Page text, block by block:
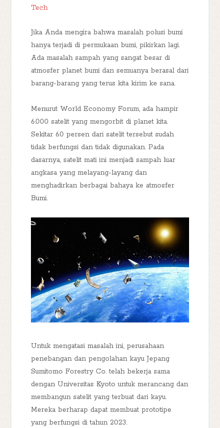
Tech
Jika Anda mengira bahwa masalah polusi bumi
hanya terjadi di permukaan bumi, pikirkan lagi.
Ada masalah sampah yang sangat besar di
atmosfer planet bumi dan semuanya berasal dari
barang-barang yang terus kita kirim ke sana.
Menurut World Economy Forum, ada hampir
6.000 satelit yang mengorbit di planet kita.
Sekitar 60 persen dari satelit tersebut sudah
tidak berfungsi dan tidak digunakan. Pada
dasarnya, satelit mati ini menjadi sampah luar
angkasa yang melayang-layang dan
menghadirkan berbagai bahaya ke atmosfer
Bumi.
Untuk mengatasi masalah ini, perusahaan
penebangan dan pengolahan kayu Jepang
Sumitomo Forestry Co. telah bekerja sama
dengan Universitas Kyoto untuk merancang dan
membangun satelit yang terbuat dari kayu.
Mereka berharap dapat membuat prototipe
yang berfungsi di tahun 2023.